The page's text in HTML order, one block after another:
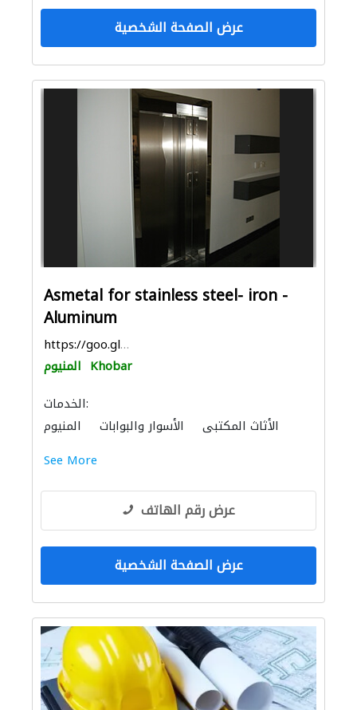
عرض الصفحة الشخصية
Asmetal for stainless steel- iron -
Aluminum
https://goo.gl/maps/FptLjaKKZ6NnmSit5
المنيوم Khobar
الخدمات:
المنيوم
الأسوار والبوابات الأثاث المكتبي
الدرابزين
See More
عرض رقم الهاتف
عرض الصفحة الشخصية